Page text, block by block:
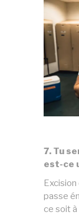
7. Tu
est-ce
Excision
passe
ce soit